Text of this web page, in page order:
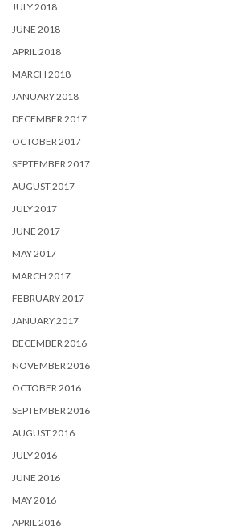
JULY 2018
JUNE 2018
APRIL 2018
MARCH 2018
JANUARY 2018
DECEMBER 2017
OCTOBER 2017
SEPTEMBER 2017
AUGUST 2017
JULY 2017
JUNE 2017
MAY 2017
MARCH 2017
FEBRUARY 2017
JANUARY 2017
DECEMBER 2016
NOVEMBER 2016
OCTOBER 2016
SEPTEMBER 2016
AUGUST 2016
JULY 2016
JUNE 2016
MAY 2016
APRIL 2016